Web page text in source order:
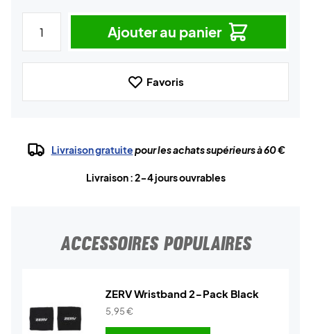
Ajouter au panier
Favoris
Livraison gratuitepour les achats supérieurs à 60 €
Livraison : 2-4 jours ouvrables
ACCESSOIRES POPULAIRES
ZERV Wristband 2-Pack Black
5,95€